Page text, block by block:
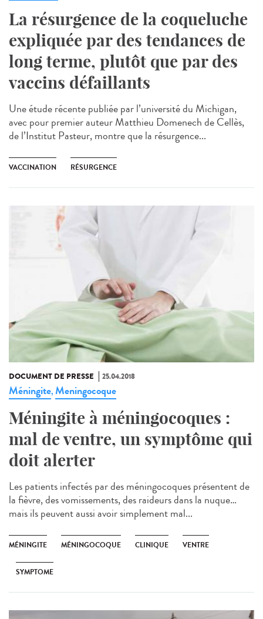
La résurgence de la coqueluche
expliquée par des tendances de
long terme, plutôt que par des
vaccins défaillants
Une étude récente publiée par l’université du Michigan,
avec pour premier auteur Matthieu Domenech de Cellès,
de l’Institut Pasteur, montre que la résurgence...
VACCINATION RÉSURGENCE
DOCUMENT DE PRESSE 25.04.2018
Méningite,Meningocoque
Méningite à méningocoques :
mal de ventre, un symptôme qui
doit alerter
Les patients infectés par des méningocoques présentent de
la fièvre, des vomissements, des raideurs dans la nuque…
mais ils peuvent aussi avoir simplement mal...
MÉNINGITE MÉNINGOCOQUE CLINIQUE VENTRE
SYMPTOME